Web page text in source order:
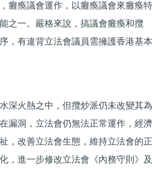
癱瘓議會運作，以癱瘓議會來癱瘓特
之一。嚴格來說，搞議會癱瘓和攬
，有違背立法會議員需擁護香港基本
深火熱之中，但攬炒派仍未改變其為
漏洞，立法會仍無法正常運作，經濟
，改善立法會生態，維持立法會的正
，進一步修改立法會《內務守則》及